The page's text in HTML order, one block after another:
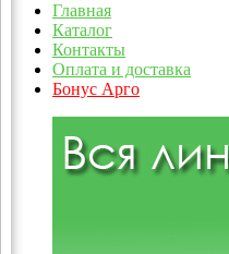
Главная
Каталог
Контакты
Оплата и доставка
Бонус Арго